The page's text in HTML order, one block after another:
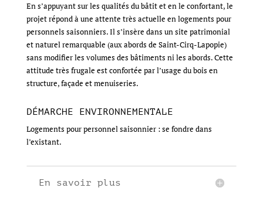
En s’appuyant sur les qualités du bâtit et en le confortant, le
projet répond à une attente très actuelle en logements pour
personnels saisonniers. Il s’insère dans un site patrimonial
et naturel remarquable (aux abords de Saint-Cirq-Lapopie)
sans modifier les volumes des bâtiments ni les abords. Cette
attitude très frugale est confortée par l’usage du bois en
structure, façade et menuiseries.
DÉMARCHE ENVIRONNEMENTALE
Logements pour personnel saisonnier : se fondre dans
l’existant.
En savoir plus